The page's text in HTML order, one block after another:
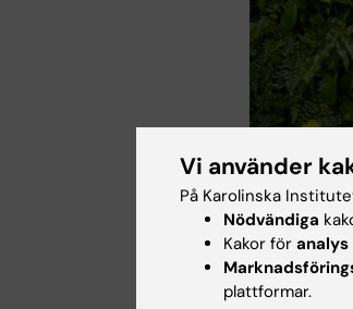
Foto: Ulf
Vi använder
På Karolinska
Nödvändiga
Kakor för analys
plattformar.